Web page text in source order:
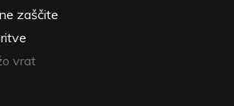
zaščite
vrat